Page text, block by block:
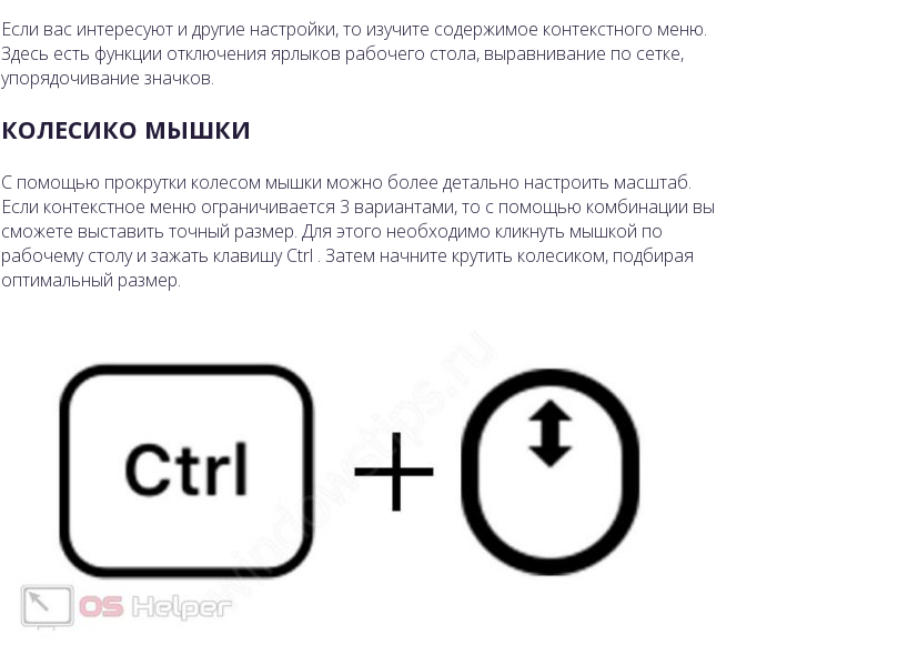
Если вас интересуют и другие настройки, то изучите содержимое контекстного меню.
Здесь есть функции отключения ярлыков рабочего стола, выравнивание по сетке,
упорядочивание значков.
КОЛЕСИКО МЫШКИ
С помощью прокрутки колесом мышки можно более детально настроить масштаб.
Если контекстное меню ограничивается 3 вариантами, то с помощью комбинации вы
сможете выставить точный размер. Для этого необходимо кликнуть мышкой по
рабочему столу и зажать клавишу Ctrl . Затем начните крутить колесиком, подбирая
оптимальный размер.